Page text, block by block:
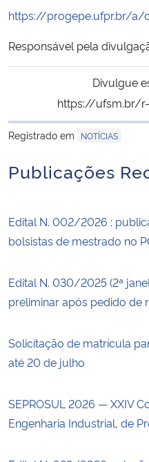
Secretaria-Geral
Secretaria de Governo
Gabinete de Segurança Institucional
Advocacia-Geral da União
Planalto
https://progepe.ufpr.br/a/
Responsável pela
Divulgue
https://ufsm.br/
Registrado em
NOTÍCIAS
Publicações
Edital N. 002/2026 :
bolsistas de mestrado no
Edital N. 030/2025 (2ª
preliminar após pedido de
Solicitação de matrícula
até 20 de julho
SEPROSUL 2026 — XXIV
Engenharia Industrial, de